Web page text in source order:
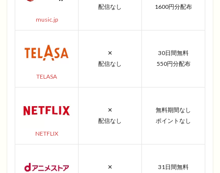
music.jp
配信なし
1600円分配布
TELASA
✕
配信なし
30日間無料
550円分配布
NETFLIX
✕
配信なし
無料期間なし
ポイントなし
✕
31日間無料